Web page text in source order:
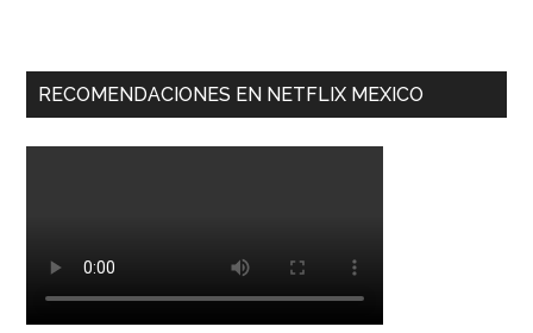
RECOMENDACIONES EN NETFLIX MEXICO